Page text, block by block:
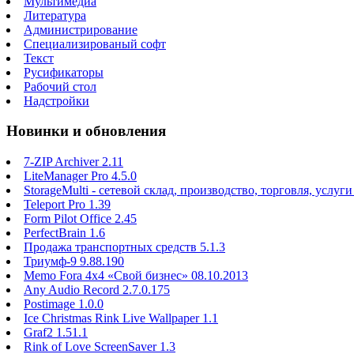
Литература
Администрирование
Специализированый софт
Текст
Русификаторы
Рабочий стол
Надстройки
Новинки и обновления
7-ZIP Archiver 2.11
LiteManager Pro 4.5.0
StorageMulti - сетевой склад, производство, торговля,
Teleport Pro 1.39
Form Pilot Office 2.45
PerfectBrain 1.6
Продажа транспортных средств 5.1.3
Триумф-9 9.88.190
Memo Fora 4x4 «Свой бизнес» 08.10.2013
Any Audio Record 2.7.0.175
Postimage 1.0.0
Ice Christmas Rink Live Wallpaper 1.1
Graf2 1.51.1
Rink of Love ScreenSaver 1.3